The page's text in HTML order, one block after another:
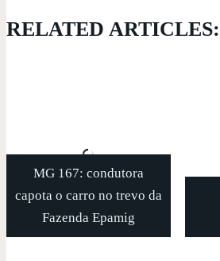
RELATED ARTICLES:
MG 167: condutora
capota o carro no trevo da
Fazenda Epamig